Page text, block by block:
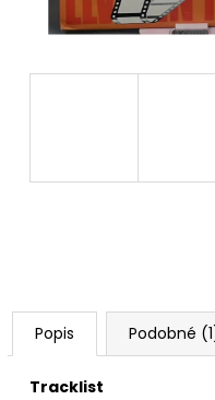
Popis Podobné
Tracklist
MARTIN KRATOCHVÍL &
HODOKVAS (FEASTING) LP